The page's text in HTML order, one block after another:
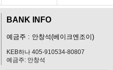
BANK INFO
예금주 : 안창석(베이크엔조이)
KEB하나 405-910534-80807
예금주: 안창석